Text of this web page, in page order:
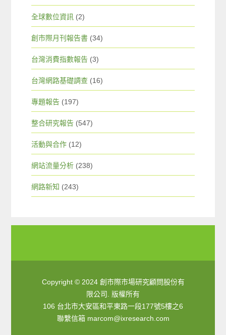
全球數位資訊 (2)
創市際月刊報告書 (34)
台灣消費指數報告 (3)
台灣網路基礎調查 (16)
專題報告 (197)
整合研究報告 (547)
活動與合作 (12)
網站流量分析 (238)
網路新知 (243)
Copyright © 2024 創市際市場研究顧問股份有
限公司. 版權所有
106 台北市大安區和平東路一段177號5樓之6
聯繫信箱 marcom@ixresearch.com